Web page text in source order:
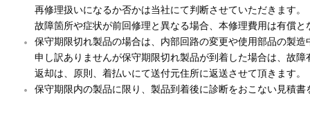
再修理扱いになるか否かは当社にて判断させていただきます。
故障箇所や症状が前回修理と異なる場合、本修理費用は有償と
保守期限切れ製品の場合は、内部回路の変更や使用部品の製
申し訳ありませんが保守期限切れ製品が到着した場合は、故
返却は、原則、着払いにて送付元住所に返送させて頂きます。
保守期限内の製品に限り、製品到着後に診断をおこない見積書